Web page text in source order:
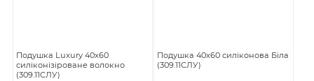
Подушка Luxury 40х60
силіконізіроване волокно
(309.11CЛУ)
Подушка 40х60 силіконова Біла
(309.11CЛУ)